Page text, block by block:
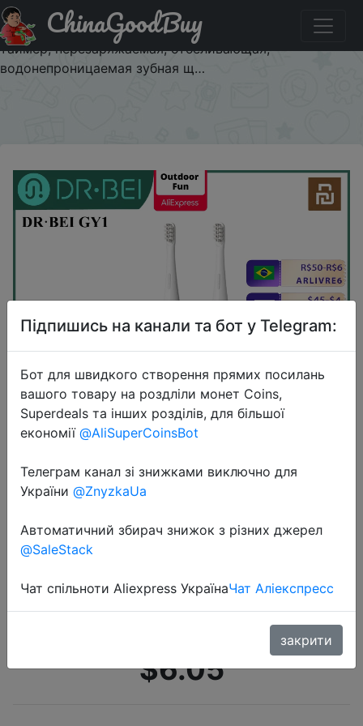
Придбати по знижці Ультразвуковая электрическая
зубная щетка DR · BEI GY1, 3 режима, 2 минуты,
таймер, перезаряжаемая, отбеливающая,
водонепроницаемая зубная щ…
ChinaGoodBuy
2022-04-25
зубная щетка DR · BEI GY1, 3
режима, 2 минуты, таймер,
перезаряжаемая, отбеливающая,
водонепроницаемая зубная щ…
$6.05
Підпишись на канали та бот у Telegram:
Бот для швидкого створення прямих посилань
вашого товару на роздліли монет Coins,
Superdeals та інших розділів, для більшої
економії @AliSuperCoinsBot
Телеграм канал зі знижками виключно для
України @ZnyzkaUa
Автоматичний збирач знижок з різних джерел
@SaleStack
Чат спільноти Aliexpress УкраїнаЧат Аліекспресс
закрити